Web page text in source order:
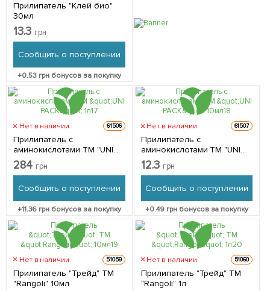
Прилипатель "Клей био"
30мл
13.3 грн
Сообщить о поступлении
+0.53 грн бонусов за покупку
Нет в наличии 61506
Прилипатель с
аминокислотами ТМ "UNI
PACK" 1л
284 грн
Сообщить о поступлении
+11.36 грн бонусов за покупку
Нет в наличии 61507
Прилипатель с
аминокислотами ТМ "UNI
PACK" 10мл
12.3 грн
Сообщить о поступлении
+0.49грн бонусов за покупку
Нет в наличии 51059
Прилипатель "Трейд" ТМ
"Rangoli" 10мл
Нет в наличии 51060
Прилипатель "Трейд" ТМ
"Rangoli" 1л